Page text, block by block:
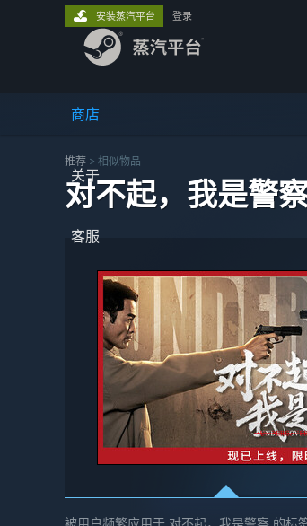
商店
关于
客服
安装蒸汽平台 登录
推荐 > 相似物品
对不起，我是警
被用户频繁应用于 对不起，我是警察 的标